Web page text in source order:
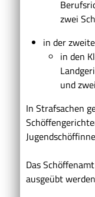
zwei
in der
in den
und
In Strafsachen
Das
ausgeübt